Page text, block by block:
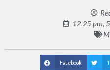
12:25 pm,
Facebook